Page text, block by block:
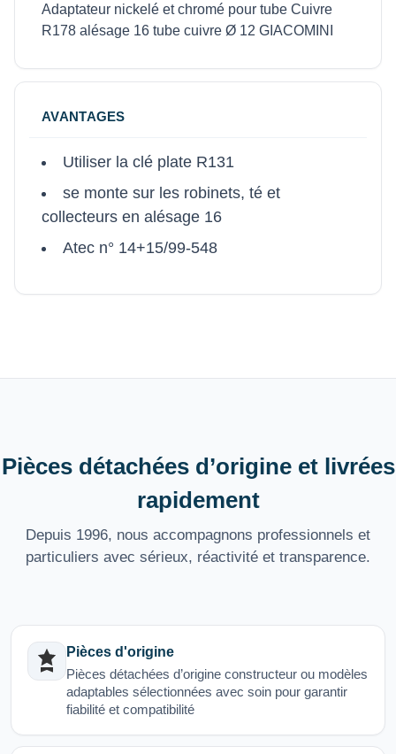
Adaptateur nickelé et chromé pour tube Cuivre
R178 alésage 16 tube cuivre Ø 12 GIACOMINI
AVANTAGES
Utiliser la clé plate R131
se monte sur les robinets, té et
collecteurs en alésage 16
Atec n° 14+15/99-548
Pièces détachées d’origine et livrées
rapidement
Depuis 1996, nous accompagnons professionnels et
particuliers avec sérieux, réactivité et transparence.
Pièces d'origine
Pièces détachées d’origine constructeur ou modèles
adaptables sélectionnées avec soin pour garantir
fiabilité et compatibilité